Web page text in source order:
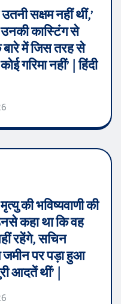
सक्षम नहीं थीं,’
कास्टिंग से
में जिस तरह से
गरिमा नहीं’ | हिंदी
की भविष्यवाणी की
कहा था कि वह
रहेंगे, सचिन
पर पड़ा हुआ
आदतें थीं’ |